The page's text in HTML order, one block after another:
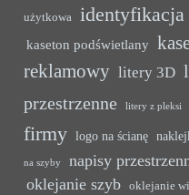
użytkowa
kaseton podświetlany
reklamowy litery 3D
przestrzenne
litery z pleksi
firmy
logo na ścianę
na szyby napisy
oklejanie szyb oklejanie